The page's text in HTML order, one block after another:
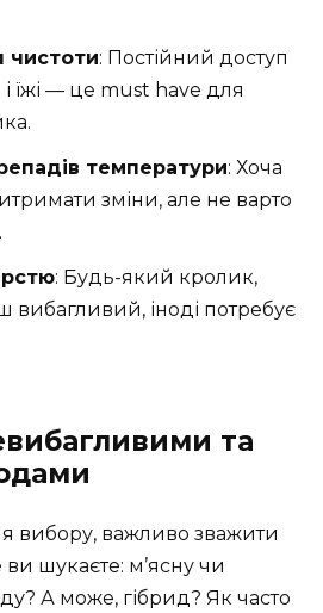
чистоти: Постійний доступ
їжі — це must have для
температури: Хоча
зміни, але не варто
: Будь-який кролик,
вибагливий, іноді потребує
та
вибору, важливо зважити
ви шукаєте: м’ясну чи
А може, гібрид? Як часто